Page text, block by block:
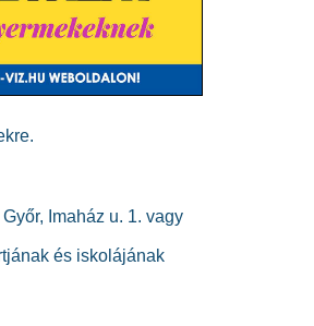
Imaház u. 1. vagy
és iskolájának